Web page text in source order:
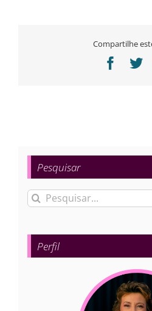
Compartilhe
Pesquisar
Buscar
para:
Perfil